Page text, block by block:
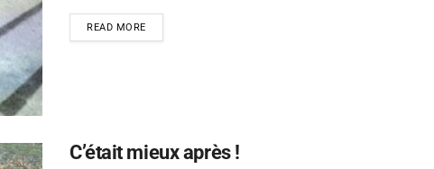
READ MORE
C’était mieux après !